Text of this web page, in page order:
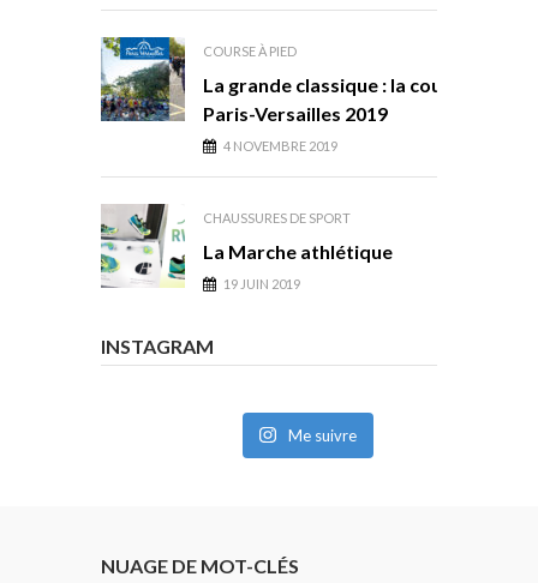
COURSE À PIED
La grande classique : la course
Paris-Versailles 2019
4 NOVEMBRE 2019
CHAUSSURES DE SPORT
La Marche athlétique
19 JUIN 2019
INSTAGRAM
Me suivre
NUAGE DE MOT-CLÉS